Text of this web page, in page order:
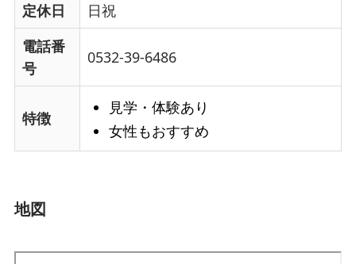
定休日
日祝
電話番
号
0532-39-6486
特徴
見学・体験あり
女性もおすすめ
地図